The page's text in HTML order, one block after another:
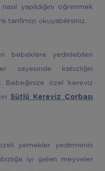
yapıldığını öğrenmek
tarifimizi okuyabilirsiniz.
bebeklere yedirilebilen
sayesinde kabızlığın
Bebeğinize özel kereviz
Sütlü Kereviz Çorbası
yemekler yedirmenin
iyi gelen meyveler